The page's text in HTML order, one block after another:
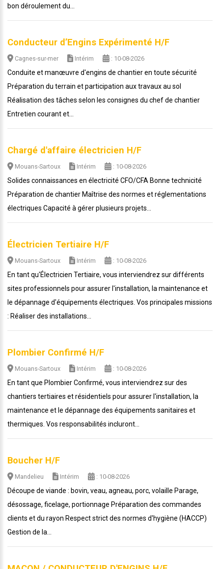
bon déroulement du...
Conducteur d’Engins Expérimenté H/F
Cagnes-sur-mer Intérim : 10-08-2026
Conduite et manœuvre d'engins de chantier en toute sécurité
Préparation du terrain et participation aux travaux au sol
Réalisation des tâches selon les consignes du chef de chantier
Entretien courant et...
Chargé d'affaire électricien H/F
Mouans-Sartoux Intérim : 10-08-2026
Solides connaissances en électricité CFO/CFA Bonne technicité
Préparation de chantier Maîtrise des normes et réglementations
électriques Capacité à gérer plusieurs projets...
Électricien Tertiaire H/F
Mouans-Sartoux Intérim : 10-08-2026
En tant qu'Électricien Tertiaire, vous interviendrez sur différents
sites professionnels pour assurer l'installation, la maintenance et
le dépannage d'équipements électriques. Vos principales missions
: Réaliser des installations...
Plombier Confirmé H/F
Mouans-Sartoux Intérim : 10-08-2026
En tant que Plombier Confirmé, vous interviendrez sur des
chantiers tertiaires et résidentiels pour assurer l'installation, la
maintenance et le dépannage des équipements sanitaires et
thermiques. Vos responsabilités incluront...
Boucher H/F
Mandelieu Intérim : 10-08-2026
Découpe de viande : bovin, veau, agneau, porc, volaille Parage,
désossage, ficelage, portionnage Préparation des commandes
clients et du rayon Respect strict des normes d'hygiène (HACCP)
Gestion de la...